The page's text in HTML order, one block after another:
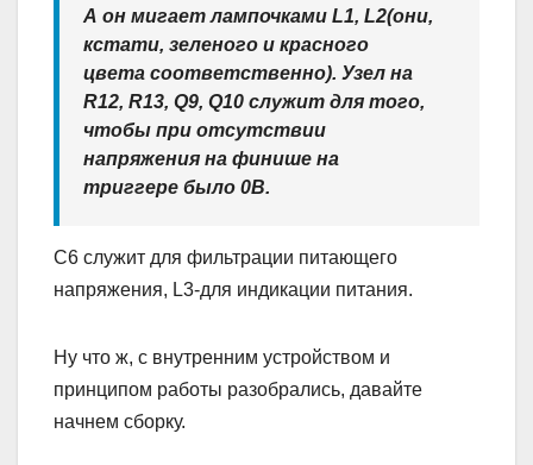
А он мигает лампочками L1, L2(они,
кстати, зеленого и красного
цвета соответственно). Узел на
R12, R13, Q9, Q10 служит для того,
чтобы при отсутствии
напряжения на финише на
триггере было 0В.
C6 служит для фильтрации питающего
напряжения, L3-для индикации питания.
Ну что ж, с внутренним устройством и
принципом работы разобрались, давайте
начнем сборку.